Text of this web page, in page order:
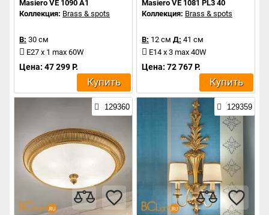
Masiero VE 1090 A1
Коллекция: Brass & spots
В: 30 см
E27 x 1 max 60W
Цена: 47 299 Р.
Купить
Masiero VE 1081 PL3 40
Коллекция: Brass & spots
В: 12 см Д: 41 см
E14 x 3 max 40W
Цена: 72 767 Р.
Купить
129360 129359